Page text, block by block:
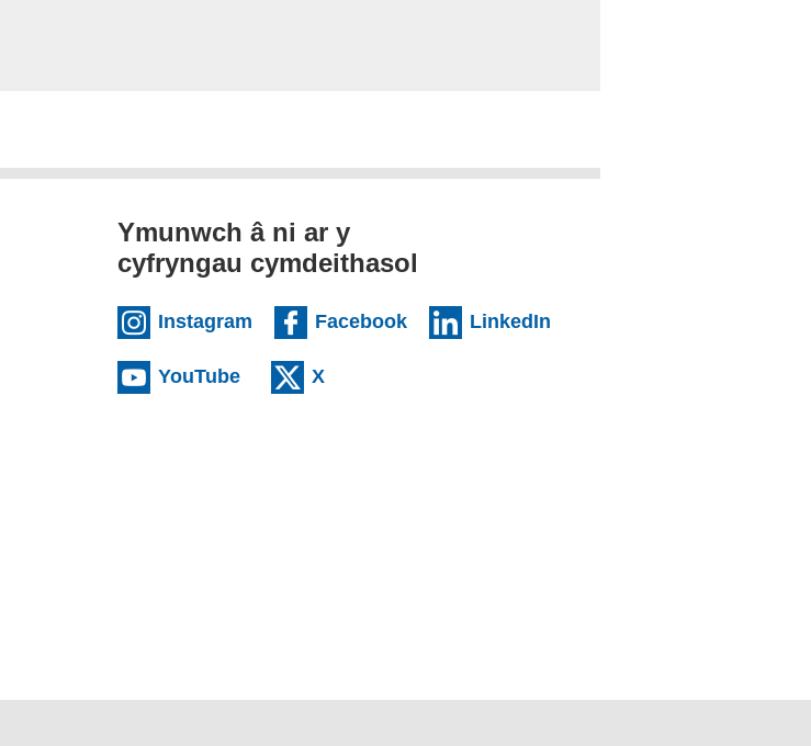
Ymunwch â ni ar y
cyfryngau cymdeithasol
Instagram (external websiteCY)
Facebook (external websiteCY)
LinkedIn
YouTube (external websiteCY)
X